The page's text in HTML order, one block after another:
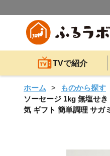
TVで紹介
ホーム ものから探す
ソーセージ 1kg 無塩せ
気 ギフト 簡単調理 サガ